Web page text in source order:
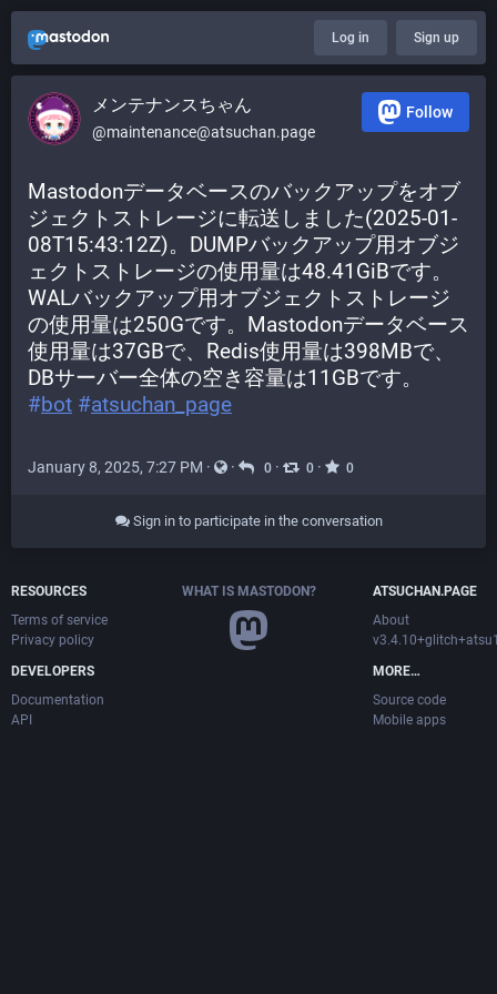
Log in Sign up
メンテナンスちゃん
@maintenance@atsuchan.page
Follow
Mastodonデータベースのバックアップをオブ
ジェクトストレージに転送しました(2025-01-
08T15:43:12Z)。DUMPバックアップ用オブジ
ェクトストレージの使用量は48.41GiBです。
WALバックアップ用オブジェクトストレージ
の使用量は250Gです。Mastodonデータベース
使用量は37GBで、Redis使用量は398MBで、
#bot #atsuchan_page
January 8, 2025, 7:27 PM · · 0 · 0 · 0
Sign in to participate in the conversation
RESOURCES
Terms of service
Privacy policy
DEVELOPERS
Documentation
API
WHAT IS MASTODON?
ATSUCHAN.PAGE
About
MORE…
Source code
Mobile apps